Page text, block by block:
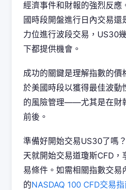
經濟事件和財報的強烈反應
國時段開盤進行日內交易還
力位進行波段交易，US30
下都提供機會。
成功的關鍵是理解指數的價
於美國時段以獲得最佳波動
的風險管理——尤其是在財
前後。
準備好開始交易US30了嗎？
天就開始交易道瓊斯CFD，
易條件。如需相關指數交易
的NASDAQ 100 CFD交易指